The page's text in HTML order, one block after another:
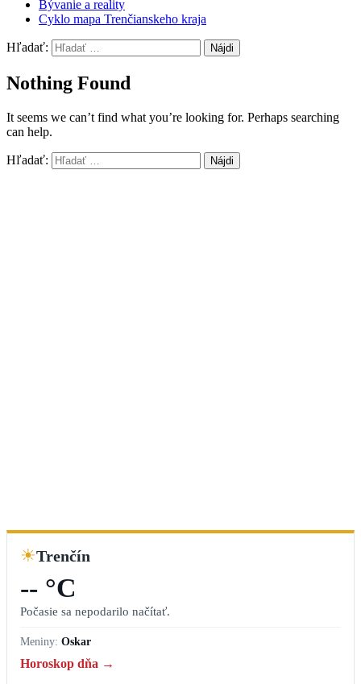
Bývanie a reality
Cyklo mapa Trenčianskeho kraja
Hľadať:
Nothing Found
It seems we can’t find what you’re looking for. Perhaps searching
can help.
Hľadať:
☀Trenčín
-- °C
Počasie sa nepodarilo načítať.
Meniny: Oskar
Horoskop dňa →